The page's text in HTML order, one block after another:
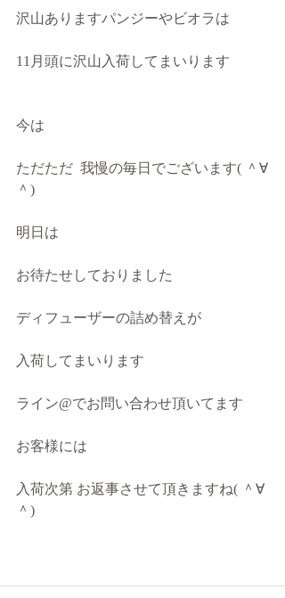
沢山ありますパンジーやビオラは
11月頭に沢山入荷してまいります
今は
ただただ  我慢の毎日でございます( ＾∀
＾)
明日は
お待たせしておりました
ディフューザーの詰め替えが
入荷してまいります
ライン@でお問い合わせ頂いてます
お客様には
入荷次第 お返事させて頂きますね( ＾∀
＾)